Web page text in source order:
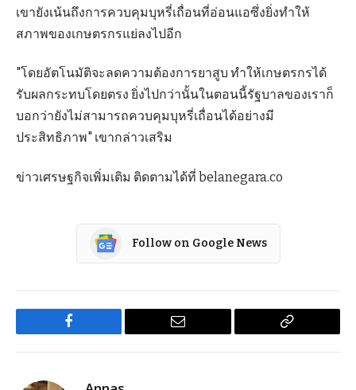
เขายังเน้นถึงการควบคุมบุหรี่เถื่อนที่อ่อนแอซึ่งยิ่งทำให้
สภาพของเกษตรกรแย่ลงไปอีก
"โดยอัตโนมัติจะลดความต้องการยาสูบ ทำให้เกษตรกรได้
รับผลกระทบโดยตรง ยิ่งไปกว่านั้นในตอนนี้รัฐบาลของเราก็
บอกว่ายังไม่สามารถควบคุมบุหรี่เถื่อนได้อย่างมี
ประสิทธิภาพ" เขากล่าวเสริม
ข่าวเศรษฐกิจเพิ่มเติม ติดตามได้ที่ belanegara.co
Follow on Google News
Facebook Email
Copy